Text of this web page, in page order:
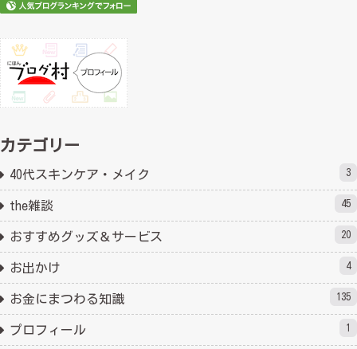
カテゴリー
40代スキンケア・メイク 3
the雑談 45
おすすめグッズ＆サービス 20
お出かけ 4
お金にまつわる知識 135
プロフィール 1